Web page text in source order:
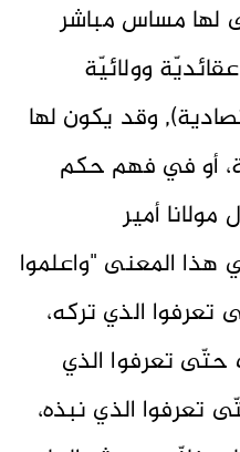
لها مساس مباشر
وولائيّة
وقد يكون لها
أو في فهم حكم
أمير
هذا المعنى "واعلموا
تعرفوا الذي تركه،
حتّى تعرفوا الذي
تعرفوا الذي نبذه،